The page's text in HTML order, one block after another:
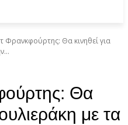
Φρανκφούρτης: Θα κινηθεί για
Θα
με τα